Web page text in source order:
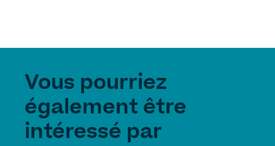
Vous pourriez
également être
intéressé par